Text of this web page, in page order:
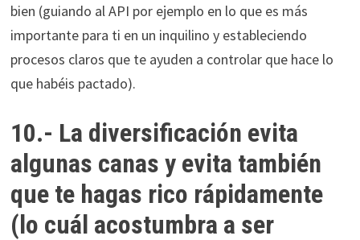
bien (guiando al API por ejemplo en lo que es más
importante para ti en un inquilino y estableciendo
procesos claros que te ayuden a controlar que hace lo
que habéis pactado).
10.- La diversificación evita
algunas canas y evita también
que te hagas rico rápidamente
(lo cuál acostumbra a ser